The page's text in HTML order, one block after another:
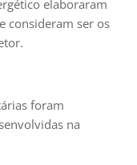
elaboraram
consideram ser os
foram
na